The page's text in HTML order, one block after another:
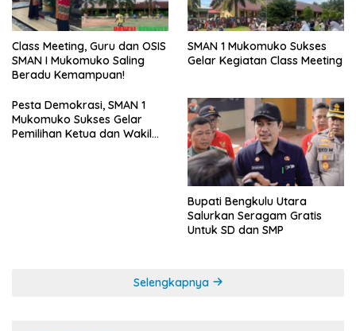
Class Meeting, Guru dan OSIS
SMAN I Mukomuko Saling
Beradu Kemampuan!
SMAN 1 Mukomuko Sukses
Gelar Kegiatan Class Meeting
Pesta Demokrasi, SMAN 1
Mukomuko Sukses Gelar
Pemilihan Ketua dan Wakil
Bupati Bengkulu Utara
Salurkan Seragam Gratis
Untuk SD dan SMP
Selengkapnya